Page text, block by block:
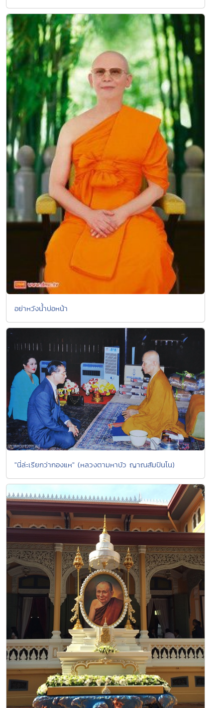
อย่าหวังน้ำบ่อหน้า
"นี่ล่ะเรียกว่ากองแห" (หลวงตามหาบัว ญาณสัมปันโน)